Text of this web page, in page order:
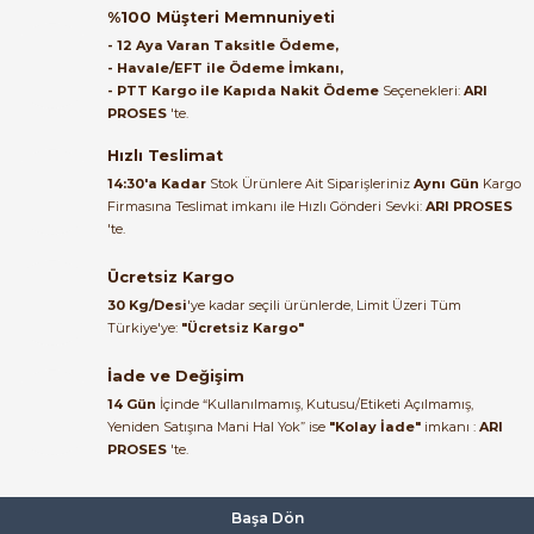
Satıcı ilgili ve çok yardım severdi
bundan mehmet bey ilgi ve
alakası için teşekkür ederim
22/06/2026
Ürün elime eksiksiz ve hasarsız
ulaştı. Paketleme özenliydi,
Kemal Toktaş | 20/06/2026
problemsiz geçti.
Kemal Toktaş | 20/06/2026
ABB PSR25-600-70 11kW 25A Soft Starter | 1SFA896108R7000
20.294,60 TL
ABB PSR30-600-70 15 kW 30A Soft Starter | 1SFA896109R7000
10.002,95 TL
ABB PSR37-600-70 18.5 kW 37 A Soft Starter | 1SFA896110R7000
%100 Müşteri Memnuniyeti
- 12 Aya Varan Taksitle Ödeme,
- Havale/EFT ile Ödeme İmkanı,
- PTT Kargo ile Kapıda Nakit Ödeme Seçenekleri: ARI
PROSES 'te.
Hızlı Teslimat
14:30'a Kadar Stok Ürünlere Ait Siparişleriniz Aynı Gün Kargo
Firmasına Teslimat imkanı ile Hızlı Gönderi Sevki: ARI PROSES
'te.
Ücretsiz Kargo
30 Kg/Desi'ye kadar seçili ürünlerde, Limit Üzeri Tüm
Türkiye'ye: "Ücretsiz Kargo"
İade ve Değişim
14 Gün İçinde “Kullanılmamış, Kutusu/Etiketi Açılmamış,
Yeniden Satışına Mani Hal Yok” ise "Kolay İade" imkanı : ARI
PROSES 'te.
Başa Dön